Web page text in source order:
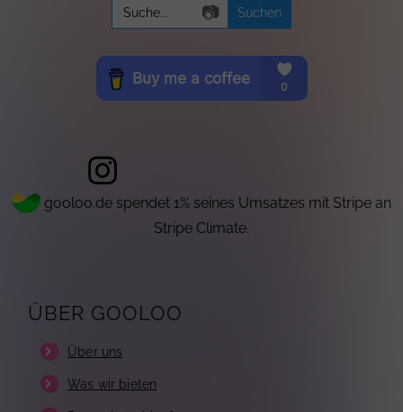
for:
📷
gooloo.de spendet 1% seines Umsatzes mit Stripe an
Stripe Climate.
ÜBER GOOLOO
Über uns
Was wir bieten